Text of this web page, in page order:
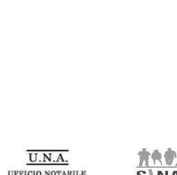
Primo
2433199